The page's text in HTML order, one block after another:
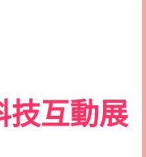
技互動展